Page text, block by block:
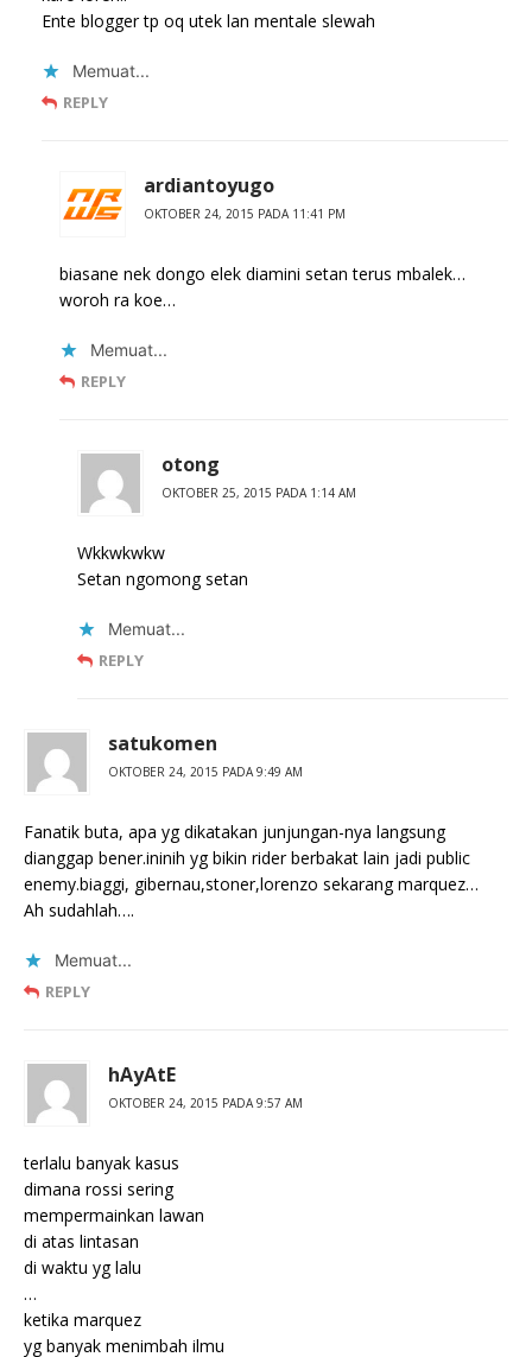
Ente blogger tp oq utek lan mentale slewah
Memuat...
REPLY
ardiantoyugo
OKTOBER 24, 2015 PADA 11:41 PM
biasane nek dongo elek diamini setan terus mbalek…
woroh ra koe…
Memuat...
REPLY
otong
OKTOBER 25, 2015 PADA 1:14 AM
Wkkwkwkw
Setan ngomong setan
Memuat...
REPLY
satukomen
OKTOBER 24, 2015 PADA 9:49 AM
Fanatik buta, apa yg dikatakan junjungan-nya langsung
dianggap bener.ininih yg bikin rider berbakat lain jadi public
enemy.biaggi, gibernau,stoner,lorenzo sekarang marquez…
Ah sudahlah….
Memuat...
REPLY
hAyAtE
OKTOBER 24, 2015 PADA 9:57 AM
terlalu banyak kasus
dimana rossi sering
mempermainkan lawan
di atas lintasan
di waktu yg lalu
…
ketika marquez
yg banyak menimbah ilmu